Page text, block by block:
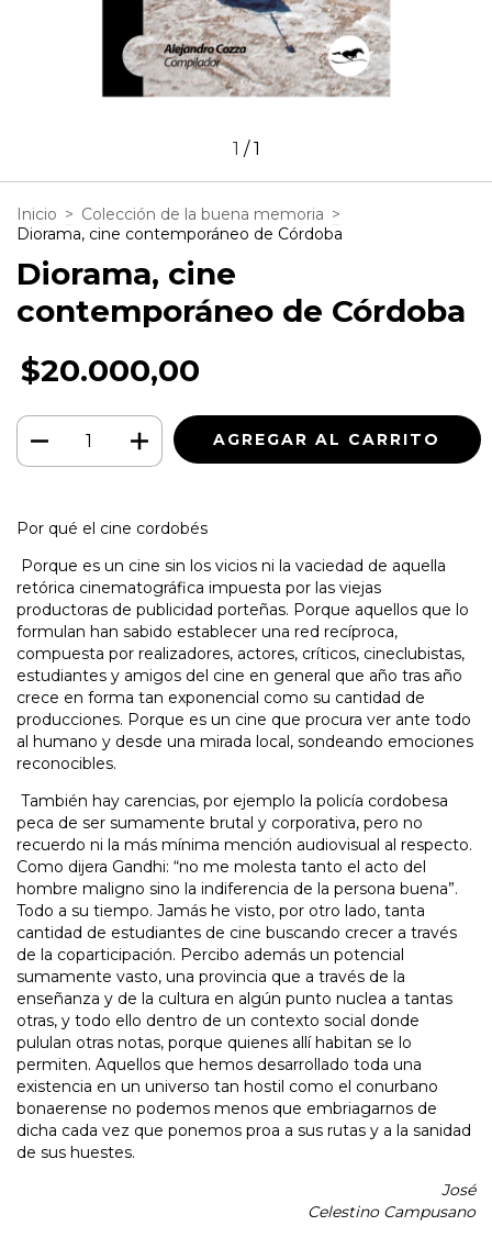
1 /1
Inicio > Colección de la buena memoria >
Diorama, cine contemporáneo de Córdoba
Diorama, cine
contemporáneo de Córdoba
$20.000,00
Por qué el cine cordobés
Porque es un cine sin los vicios ni la vaciedad de aquella
retórica cinematográfica impuesta por las viejas
productoras de publicidad porteñas. Porque aquellos que lo
formulan han sabido establecer una red recíproca,
compuesta por realizadores, actores, críticos, cineclubistas,
estudiantes y amigos del cine en general que año tras año
crece en forma tan exponencial como su cantidad de
producciones. Porque es un cine que procura ver ante todo
al humano y desde una mirada local, sondeando emociones
reconocibles.
También hay carencias, por ejemplo la policía cordobesa
peca de ser sumamente brutal y corporativa, pero no
recuerdo ni la más mínima mención audiovisual al respecto.
Como dijera Gandhi: “no me molesta tanto el acto del
hombre maligno sino la indiferencia de la persona buena”.
Todo a su tiempo. Jamás he visto, por otro lado, tanta
cantidad de estudiantes de cine buscando crecer a través
de la coparticipación. Percibo además un potencial
sumamente vasto, una provincia que a través de la
enseñanza y de la cultura en algún punto nuclea a tantas
otras, y todo ello dentro de un contexto social donde
pululan otras notas, porque quienes allí habitan se lo
permiten. Aquellos que hemos desarrollado toda una
existencia en un universo tan hostil como el conurbano
bonaerense no podemos menos que embriagarnos de
dicha cada vez que ponemos proa a sus rutas y a la sanidad
de sus huestes.
José
Celestino Campusano